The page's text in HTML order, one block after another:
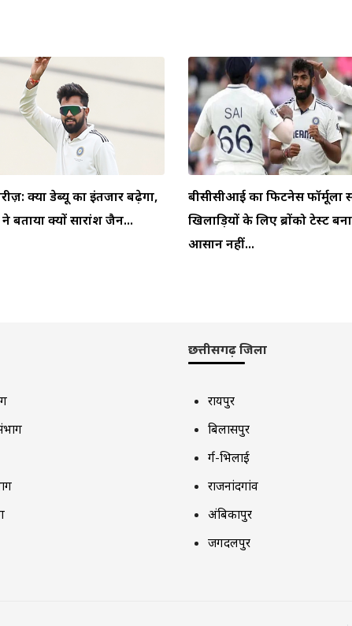
क्या डेब्यू का इंतजार बढ़ेगा,
बताया क्यों सारांश जैन...
बीसीसीआई का फिटनेस फॉर्मूला
खिलाड़ियों के लिए ब्रोंको टेस्ट
आसान नहीं...
छत्तीसगढ़ जिला
रायपुर
बिलासपुर
दुर्ग-भिलाई
राजनांदगांव
अंबिकापुर
जगदलपुर